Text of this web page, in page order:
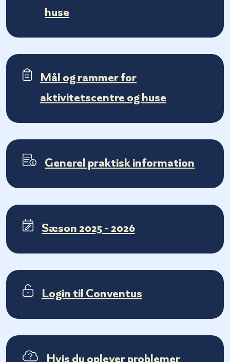
huse
Mål og rammer for
aktivitetscentre og huse
Generel praktisk information
Sæson 2025 - 2026
Login til Conventus
Hvis du oplever problemer